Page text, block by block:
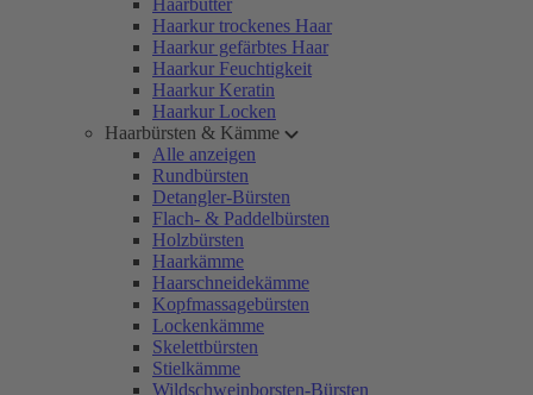
Haarbutter
Haarkur trockenes Haar
Haarkur gefärbtes Haar
Haarkur Feuchtigkeit
Haarkur Keratin
Haarkur Locken
Haarbürsten & Kämme
Alle anzeigen
Rundbürsten
Detangler-Bürsten
Flach- & Paddelbürsten
Holzbürsten
Haarkämme
Haarschneidekämme
Kopfmassagebürsten
Lockenkämme
Skelettbürsten
Stielkämme
Wildschweinborsten-Bürsten